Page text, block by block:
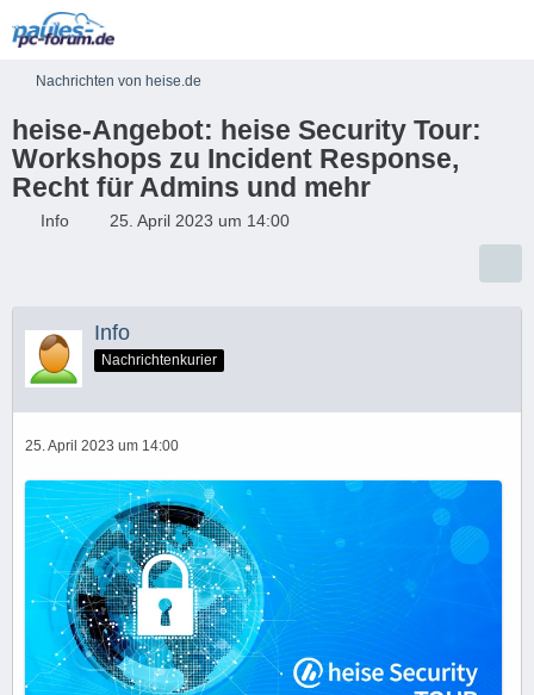
Nachrichten von heise.de
heise-Angebot: heise Security Tour:
Workshops zu Incident Response,
Recht für Admins und mehr
Info 25. April 2023 um 14:00
Info
Nachrichtenkurier
25. April 2023 um 14:00